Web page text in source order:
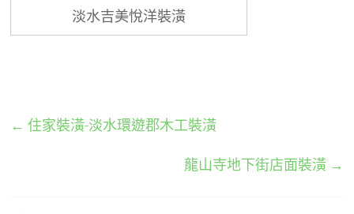
淡水吉美悅洋裝潢
← 住家裝潢-淡水環遊郡木工裝潢
龍山寺地下街店面裝潢 →